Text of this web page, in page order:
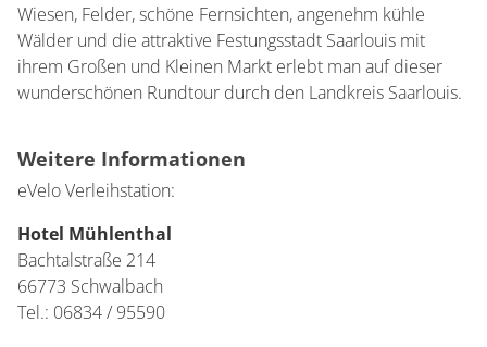
Wiesen, Felder, schöne Fernsichten, angenehm kühle
Wälder und die attraktive Festungsstadt Saarlouis mit
ihrem Großen und Kleinen Markt erlebt man auf dieser
wunderschönen Rundtour durch den Landkreis Saarlouis.
Weitere Informationen
eVelo Verleihstation:
Hotel Mühlenthal
Bachtalstraße 214
66773 Schwalbach
Tel.: 06834 / 95590